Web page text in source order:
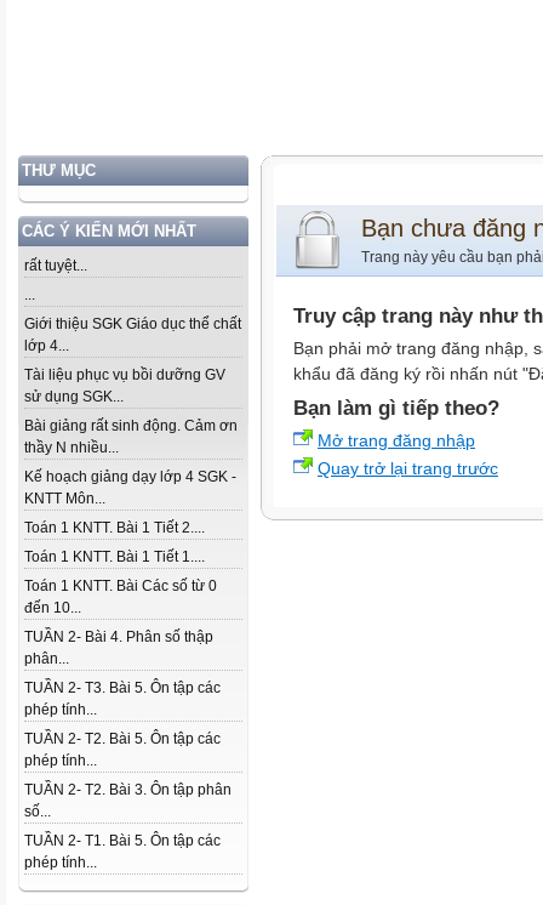
THƯ MỤC
CÁC Ý KIẾN MỚI NHẤT
rất tuyệt...
...
Giới thiệu SGK Giáo dục thể chất
lớp 4...
Tài liệu phục vụ bồi dưỡng GV
sử dụng SGK...
Bài giảng rất sinh động. Cảm ơn
thầy N nhiều...
Kế hoạch giảng dạy lớp 4 SGK -
KNTT Môn...
Toán 1 KNTT. Bài 1 Tiết 2....
Toán 1 KNTT. Bài 1 Tiết 1....
Toán 1 KNTT. Bài Các số từ 0
đến 10...
TUẦN 2- Bài 4. Phân số thập
phân...
TUẦN 2- T3. Bài 5. Ôn tập các
phép tính...
TUẦN 2- T2. Bài 5. Ôn tập các
phép tính...
TUẦN 2- T2. Bài 3. Ôn tập phân
số...
TUẦN 2- T1. Bài 5. Ôn tập các
phép tính...
Bạn chưa đăng
Trang này yêu cầu bạn
Truy cập trang này như
Bạn phải mở trang đăng nhập,
khẩu đã đăng ký rồi nhấn nút
Bạn làm gì tiếp theo?
Mở trang đăng nhập
Quay trở lại trang trước